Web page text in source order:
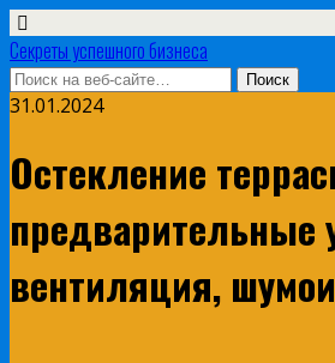
Секреты успешного бизнеса
31.01.2024
Остекление
предварительные
вентиляция,